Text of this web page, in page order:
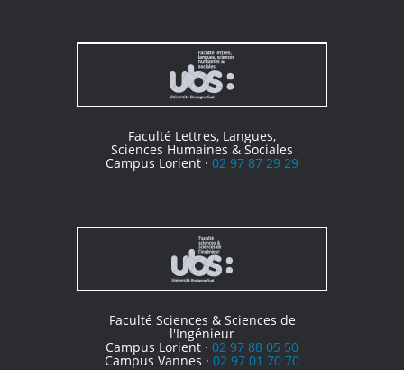
Faculté Lettres, Langues,
Sciences Humaines & Sociales
Campus Lorient · 02 97 87 29 29
Faculté Sciences & Sciences de
l'Ingénieur
Campus Lorient · 02 97 88 05 50
Campus Vannes · 02 97 01 70 70